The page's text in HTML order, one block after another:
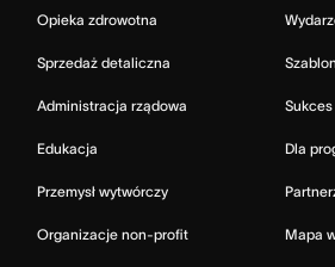
Opieka zdrowotna
Sprzedaż detaliczna
Administracja rządowa
Edukacja
Przemysł wytwórczy
Organizacje non-profit
Dla
Mapa